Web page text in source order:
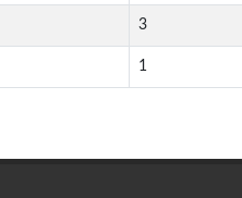
3
1